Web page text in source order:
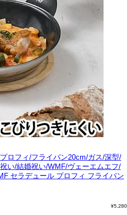
ロフィ/フライパン20cm/ガス/深型/
い/結婚祝い/WMF/ヴェーエムエフ/
セラデュール プロフィ フライパン
¥5,280